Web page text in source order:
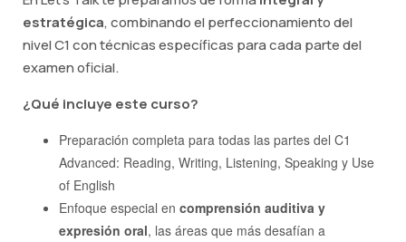
estratégica, combinando el perfeccionamiento del
nivel C1 con técnicas específicas para cada parte del
examen oficial.
¿Qué incluye este curso?
Preparación completa para todas las partes del C1
Advanced: Reading, Writing, Listening, Speaking y Use
of English
Enfoque especial en comprensión auditiva y
expresión oral, las áreas que más desafían a